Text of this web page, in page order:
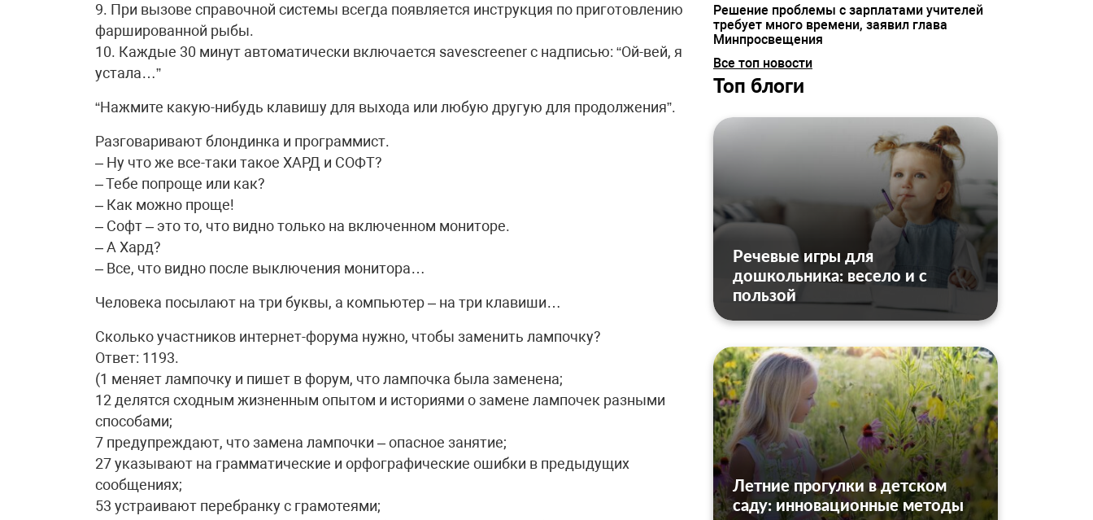
9. При вызове справочной системы всегда появляется инструкция по приготовлению
фаршированной рыбы.
10. Каждые 30 минут автоматически включается savescreener с надписью: “Ой-вей, я
устала…”
“Нажмите какую-нибудь клавишу для выхода или любую другую для продолжения”.
Разговаривают блондинка и программист.
– Ну что же все-таки такое ХАРД и СОФТ?
– Тебе попроще или как?
– Как можно проще!
– Софт – это то, что видно только на включенном мониторе.
– А Хард?
– Все, что видно после выключения монитора…
Человека посылают на три буквы, а компьютер – на три клавиши…
Сколько участников интернет-форума нужно, чтобы заменить лампочку?
Ответ: 1193.
(1 меняет лампочку и пишет в форум, что лампочка была заменена;
12 делятся сходным жизненным опытом и историями о замене лампочек разными
способами;
7 предупреждают, что замена лампочки – опасное занятие;
27 указывают на грамматические и орфографические ошибки в предыдущих
сообщениях;
53 устраивают перебранку с грамотеями;
Решение проблемы с зарплатами учителей
требует много времени, заявил глава
Минпросвещения
Все топ новости
Топ блоги
Речевые игры для
дошкольника: весело и с
пользой
Летние прогулки в детском
саду: инновационные методы